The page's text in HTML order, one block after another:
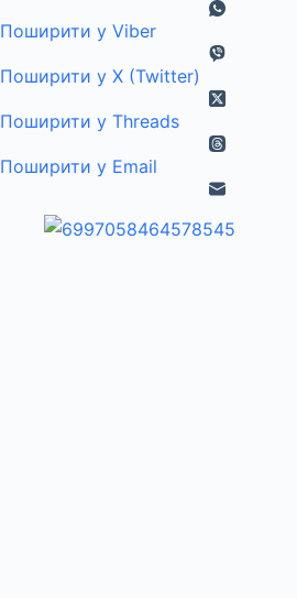
Поширити у Viber
Поширити у X (Twitter)
Поширити у Threads
Поширити у Email